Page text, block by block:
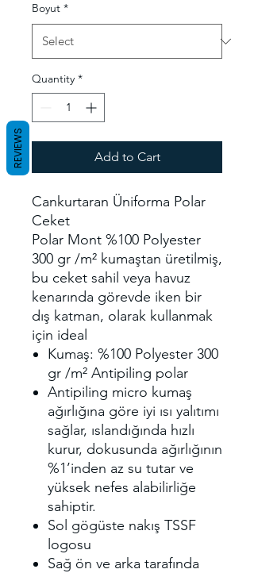
Boyut *
Quantity *
Add to Cart
Cankurtaran Üniforma Polar
Ceket
Polar Mont %100 Polyester
300 gr /m² kumaştan üretilmiş,
bu ceket sahil veya havuz
kenarında görevde iken bir
dış katman, olarak kullanmak
için ideal
Kumaş: %100 Polyester 300
gr /m² Antipiling polar
Antipiling micro kumaş
ağırlığına göre iyi ısı yalıtımı
sağlar, ıslandığında hızlı
kurur, dokusunda ağırlığının
%1’inden az su tutar ve
yüksek nefes alabilirliğe
sahiptir.
Sol gögüste nakış TSSF
logosu
Sağ ön ve arka tarafında
REVIEWS